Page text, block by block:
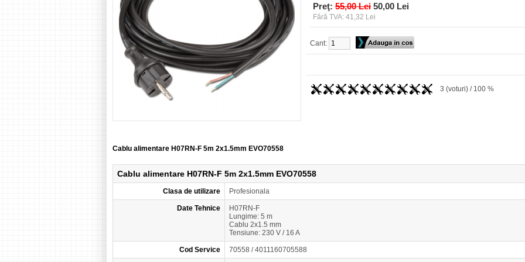
Preţ: 55,00 Lei 50,00 Lei
Fără TVA: 41,32 Lei
Cant:
3 (voturi) / 100 %
Cablu alimentare H07RN-F 5m 2x1.5mm EVO70558
Cablu alimentare H07RN-F 5m 2x1.5mm EVO70558
Clasa de utilizare Profesionala
Date Tehnice
H07RN-F
Lungime: 5 m
Cablu 2x1.5 mm
Tensiune: 230 V / 16 A
Cod Service 70558 / 4011160705588